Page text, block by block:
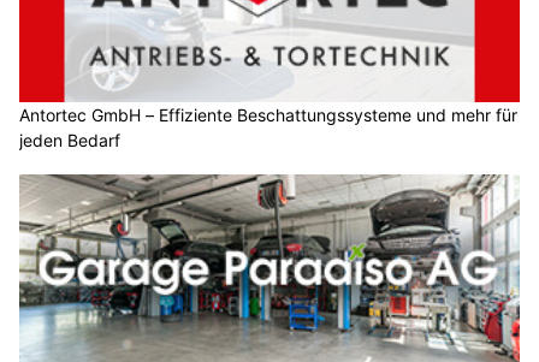
Antortec GmbH – Effiziente Beschattungssysteme und mehr für
jeden Bedarf